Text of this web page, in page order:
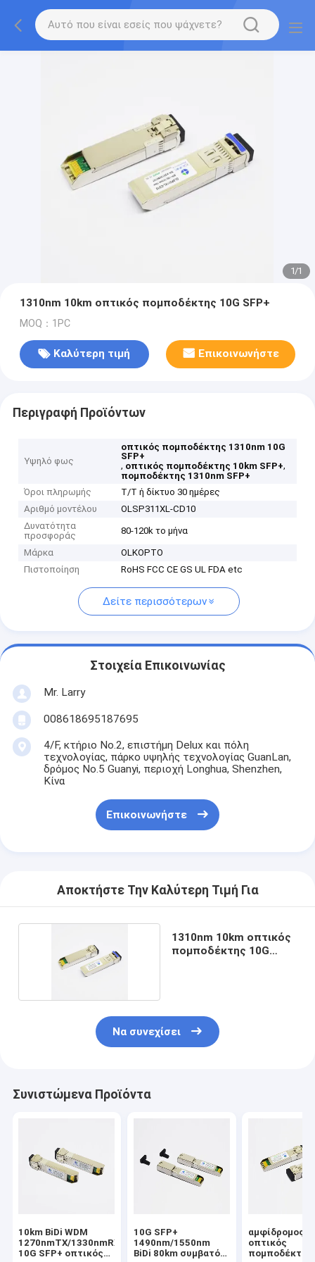
1/1
1310nm 10km οπτικός πομποδέκτης 10G SFP+
MOQ：1PC
Καλύτερη τιμή Επικοινωνήστε
Περιγραφή Προϊόντων
Υψηλό φως
οπτικός πομποδέκτης 1310nm 10G
SFP+
, οπτικός πομποδέκτης 10km SFP+,
πομποδέκτης 1310nm SFP+
Όροι πληρωμής
T/T ή δίκτυο 30 ημέρες
Αριθμό μοντέλου
OLSP311XL-CD10
Δυνατότητα
προσφοράς
80-120k το μήνα
Μάρκα
OLKOPTO
Πιστοποίηση
RoHS FCC CE GS UL FDA etc
Δείτε περισσότερων
Στοιχεία Επικοινωνίας
Mr. Larry
008618695187695
4/F, κτήριο No.2, επιστήμη Delux και πόλη
τεχνολογίας, πάρκο υψηλής τεχνολογίας GuanLan,
δρόμος No.5 Guanyi, περιοχή Longhua, Shenzhen,
Κίνα
Επικοινωνήστε
Αποκτήστε Την Καλύτερη Τιμή Για
1310nm 10km οπτικός
πομποδέκτης 10G
Να συνεχίσει
Συνιστώμενα Προϊόντα
10km BiDi WDM
1270nmTX/1330nmRX
10G SFP+ οπτικός
10G SFP+
1490nm/1550nm
BiDi 80km συμβατό
αμφίδρομος
οπτικός
πομποδέκτης